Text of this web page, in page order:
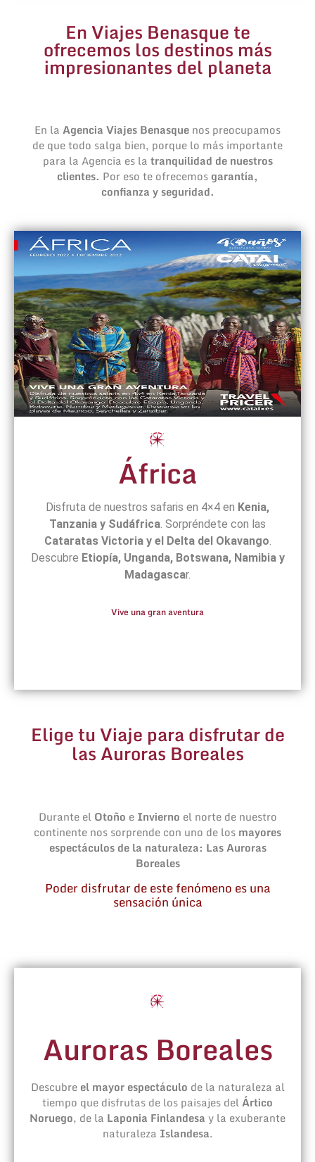
En Viajes Benasque te
ofrecemos los destinos más
impresionantes del planeta
En la Agencia Viajes Benasque nos preocupamos
de que todo salga bien, porque lo más importante
para la Agencia es la tranquilidad de nuestros
clientes. Por eso te ofrecemos garantía,
confianza y seguridad.
África
Disfruta de nuestros safaris en 4×4 en Kenia,
Tanzania y Sudáfrica. Sorpréndete con las
Cataratas Victoria y el Delta del Okavango.
Descubre Etiopía, Unganda, Botswana, Namibia y
Madagascar.
Vive una gran aventura
Elige tu Viaje para disfrutar de
las Auroras Boreales
Durante el Otoño e Invierno el norte de nuestro
continente nos sorprende con uno de los mayores
espectáculos de la naturaleza: Las Auroras
Boreales
Poder disfrutar de este fenómeno es una
sensación única
Auroras Boreales
Descubre el mayor espectáculo de la naturaleza al
tiempo que disfrutas de los paisajes delÁrtico
Noruego, de la Laponia Finlandesa y la exuberante
naturaleza Islandesa.